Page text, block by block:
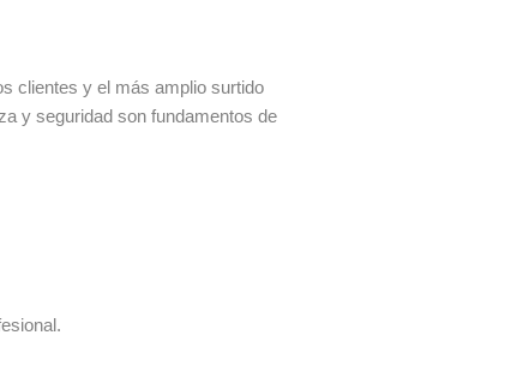
clientes y el más amplio surtido
y seguridad son fundamentos de